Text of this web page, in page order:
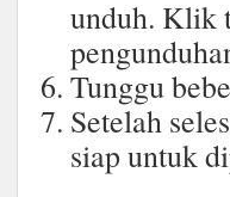
unduh. Klik
Tunggu
Setelah
siap untuk